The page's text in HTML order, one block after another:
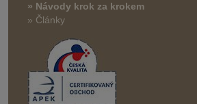
» Návody krok za krokem
» Články